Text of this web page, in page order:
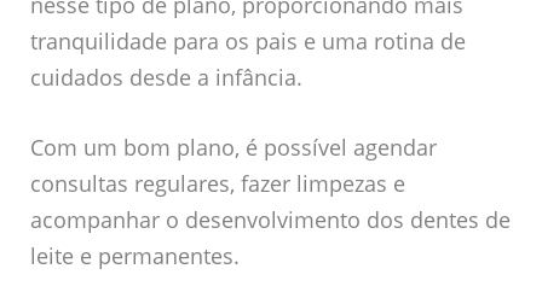
tranquilidade para os pais e uma rotina de
cuidados desde a infância.
Com um bom plano, é possível agendar
consultas regulares, fazer limpezas e
acompanhar o desenvolvimento dos dentes de
leite e permanentes.